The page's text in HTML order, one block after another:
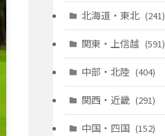
北海道・東北 (241)
(128)
(10)
(17)
関東・上信越 (591)
(146)
(40)
(114)
中部・北陸 (404)
(13)
(83)
関西・近畿 (291)
(39)
中国・四国 (152)